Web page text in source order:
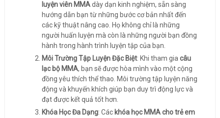
luyện viên MMAdày dạn kinh nghiệm, sẵn sàng
hướng dẫn bạn từ những bước cơ bản nhất đến
các kỹ thuật nâng cao. Họ không chỉ là những
người huấn luyện mà còn là những người bạn đồng
hành trong hành trình luyện tập của bạn.
Môi Trường Tập Luyện Đặc Biệt: Khi tham gia câu
lạc bộ MMA, bạn sẽ được hòa mình vào một cộng
đồng yêu thích thể thao. Môi trường tập luyện năng
động và khuyến khích giúp bạn duy trì động lực và
đạt được kết quả tốt hơn.
Khóa Học Đa Dạng: Các khóa học MMA cho trẻ em